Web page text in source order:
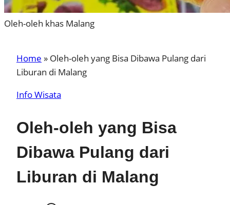
Oleh-oleh khas Malang
Home » Oleh-oleh yang Bisa Dibawa Pulang dari
Liburan di Malang
Info Wisata
Oleh-oleh yang Bisa
Dibawa Pulang dari
Liburan di Malang